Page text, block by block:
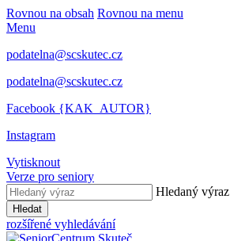
Rovnou na obsah Rovnou na menu
Menu
podatelna@scskutec.cz
podatelna@scskutec.cz
Facebook {KAK_AUTOR}
Instagram
Vytisknout
Verze pro seniory
Hledaný výraz
Hledat
rozšířené vyhledávání